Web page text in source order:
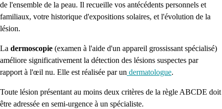
de l'ensemble de la peau. Il recueille vos antécédents personnels et
familiaux, votre historique d'expositions solaires, et l'évolution de la
lésion.
La dermoscopie (examen à l'aide d'un appareil grossissant spécialisé)
améliore significativement la détection des lésions suspectes par
rapport à l'œil nu. Elle est réalisée par un dermatologue.
Toute lésion présentant au moins deux critères de la règle ABCDE doit
être adressée en semi-urgence à un spécialiste.